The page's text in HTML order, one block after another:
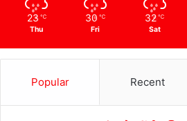
23 ℃
Thu
30 ℃
Fri
32 ℃
Sat
Popular Recent